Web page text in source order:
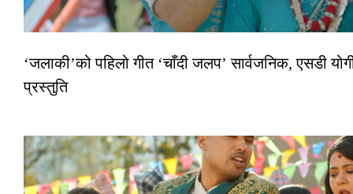
‘जलाकी’को पहिलो गीत ‘चाँदी जलप’ सार्वजनिक, एसडी
प्रस्तुति